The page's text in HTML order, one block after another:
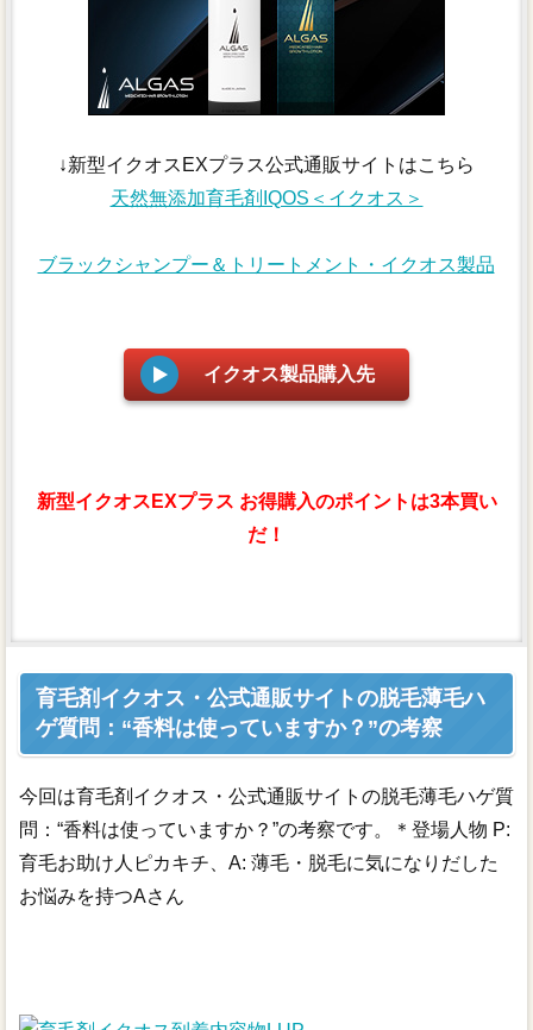
↓新型イクオスEXプラス公式通販サイトはこちら
天然無添加育毛剤IQOS＜イクオス＞
ブラックシャンプー＆トリートメント・イクオス製品
イクオス製品購入先
新型イクオスEXプラス お得購入のポイントは3本買い
だ！
育毛剤イクオス・公式通販サイトの脱毛薄毛ハ
ゲ質問：“香料は使っていますか？”の考察
今回は育毛剤イクオス・公式通販サイトの脱毛薄毛ハゲ質
問：“香料は使っていますか？”の考察です。＊登場人物 P:
育毛お助け人ピカキチ、A: 薄毛・脱毛に気になりだした
お悩みを持つAさん